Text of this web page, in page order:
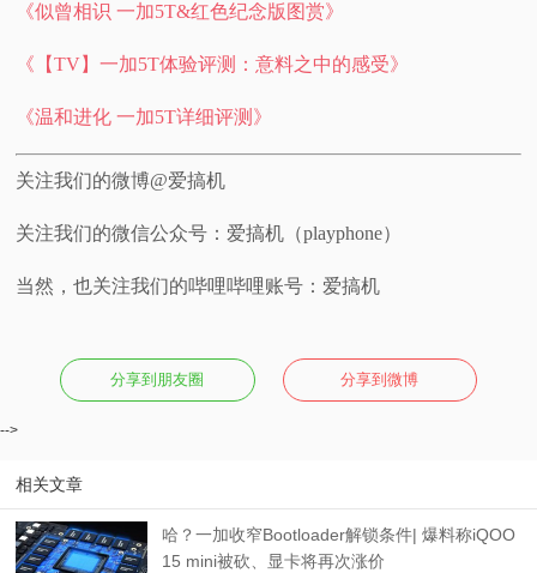
《似曾相识 一加5T&红色纪念版图赏》
《【TV】一加5T体验评测：意料之中的感受》
《温和进化 一加5T详细评测》
关注我们的微博@爱搞机
关注我们的微信公众号：爱搞机（playphone）
当然，也关注我们的哔哩哔哩账号：爱搞机
分享到朋友圈 分享到微博
-->
相关文章
哈？一加收窄Bootloader解锁条件| 爆料称iQOO
15 mini被砍、显卡将再次涨价